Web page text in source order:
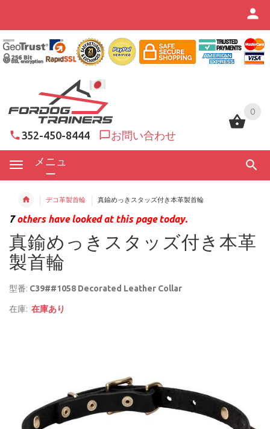
0
352-450-8444 お問い合わせ
メニュ
ー
0
デコ革製首輪 真鍮めっきスタッズ付き本革製首輪
7others have looked at this page today.
真鍮めっきスタッズ付き本革
製首輪
型番: C39##1058 Decorated Leather Collar
在庫: 在庫あり